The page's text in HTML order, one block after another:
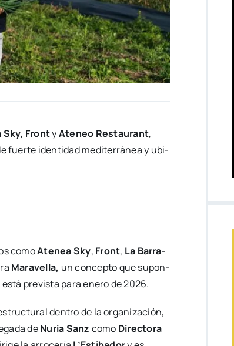
FrontyAte­neo Res­tau­rant,
fuer­te iden­ti­dad medi­te­rrá­nea y ubi­
comoAte­nea Sky, Front, La Barra­
Mara­ve­lla, un con­cep­to que supon­
pre­vis­ta para enero de 2026.
den­tro de la orga­ni­za­ción,
deNuria Sanz como Direc­to­ra